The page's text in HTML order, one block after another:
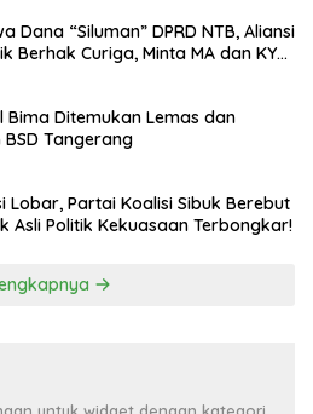
Dana “Siluman” DPRD NTB, Aliansi
Berhak Curiga, Minta MA dan KY
Bima Ditemukan Lemas dan
Tangerang
Lobar, Partai Koalisi Sibuk Berebut
Asli Politik Kekuasaan Terbongkar!